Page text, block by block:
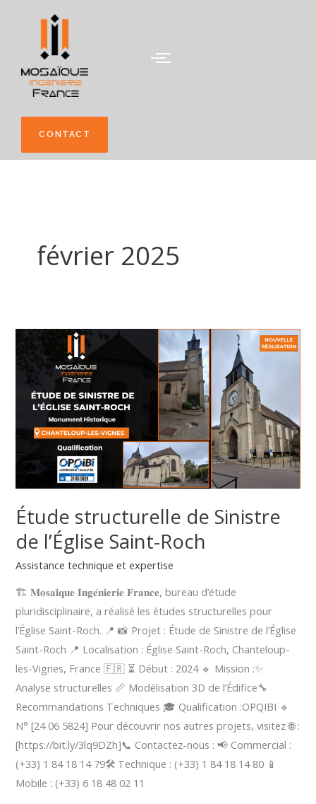
CONTACT
février 2025
Étude structurelle de Sinistre
de l’Église Saint-Roch
Assistance technique et expertise
🏗️ 𝐌𝐨𝐬𝐚𝐢̈𝐪𝐮𝐞 𝐈𝐧𝐠𝐞́𝐧𝐢𝐞𝐫𝐢𝐞 𝐅𝐫𝐚𝐧𝐜𝐞, bureau d’étude
pluridisciplinaire, a réalisé les études structurelles pour
l’Église Saint-Roch. 📍 📸 Projet : Étude de Sinistre de l’Église
Saint-Roch 📍 Localisation : Église Saint-Roch, Chanteloup-
les-Vignes, France 🇫🇷 ⏳ Début : 2024 🔹 Mission :✨
Analyse structurelles 📏 Modélisation 3D de l’Édifice🔧
Recommandations Techniques 🎓 Qualification :OPQIBI 🔹
N° [24 06 5824] Pour découvrir nos autres projets, visitez 🌐 :
[https://bit.ly/3lq9DZh]📞 Contactez-nous : 📢 Commercial :
(+33) 1 84 18 14 79🛠️ Technique : (+33) 1 84 18 14 80 📱
Mobile : (+33) 6 18 48 02 11
Étude
structurelle
Sinistre
l’Église
Roch